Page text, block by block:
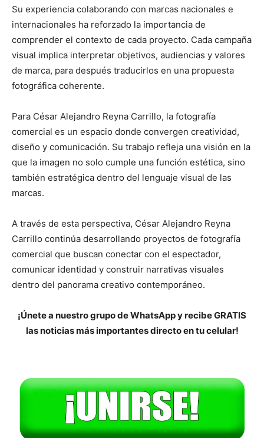
Su experiencia colaborando con marcas nacionales e
internacionales ha reforzado la importancia de
comprender el contexto de cada proyecto. Cada campaña
visual implica interpretar objetivos, audiencias y valores
de marca, para después traducirlos en una propuesta
fotográfica coherente.
Para César Alejandro Reyna Carrillo, la fotografía
comercial es un espacio donde convergen creatividad,
diseño y comunicación. Su trabajo refleja una visión en la
que la imagen no solo cumple una función estética, sino
también estratégica dentro del lenguaje visual de las
marcas.
A través de esta perspectiva, César Alejandro Reyna
Carrillo continúa desarrollando proyectos de fotografía
comercial que buscan conectar con el espectador,
comunicar identidad y construir narrativas visuales
dentro del panorama creativo contemporáneo.
¡Únete a nuestro grupo de WhatsApp y recibe GRATIS
las noticias más importantes directo en tu celular!